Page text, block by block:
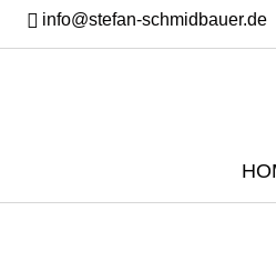
info@stefan-schmidbauer.de